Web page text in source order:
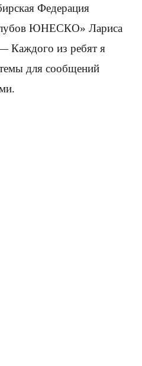
Федерация
ЮНЕСКО» Лариса
Каждого из ребят я
для сообщений